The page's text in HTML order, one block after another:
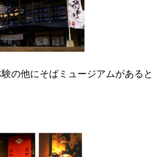
の他にそばミュージアムがあると